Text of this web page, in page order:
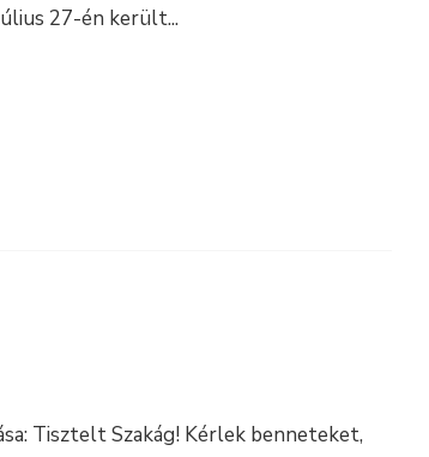
27-én került...
Tisztelt Szakág! Kérlek benneteket,